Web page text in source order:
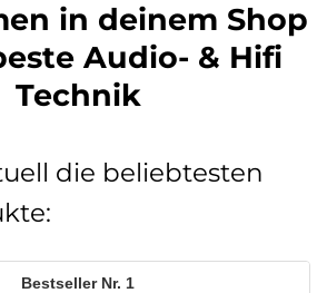
in deinem Shop
Audio- & Hifi
Technik
die beliebtesten
1